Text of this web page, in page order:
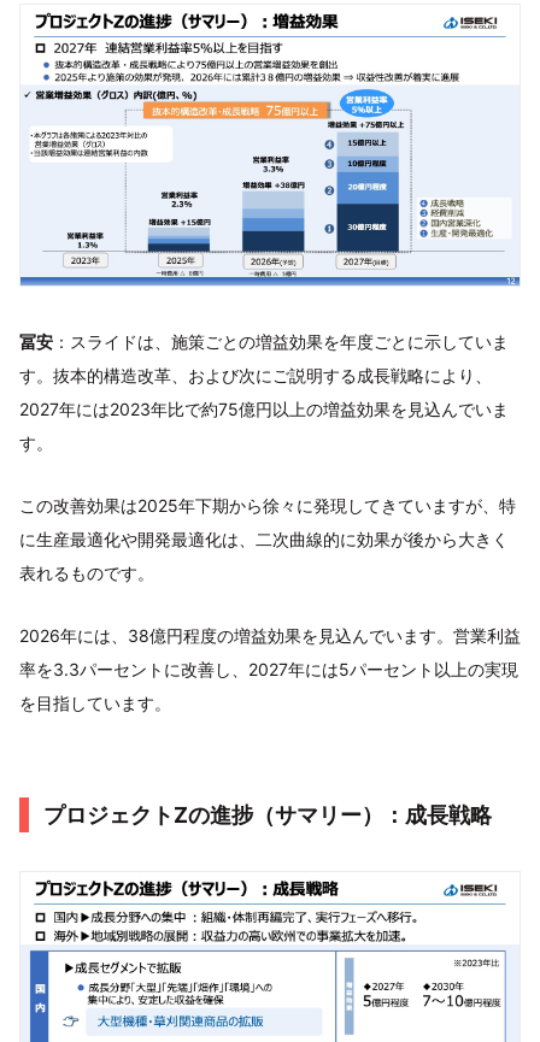
冨安 ：スライドは、施策ごとの増益効果を年度ごとに示していま
す。抜本的構造改革、および次にご説明する成長戦略により、
2027年には2023年比で約75億円以上の増益効果を見込んでいま
す。
この改善効果は2025年下期から徐々に発現してきていますが、特
に生産最適化や開発最適化は、二次曲線的に効果が後から大きく
表れるものです。
2026年には、38億円程度の増益効果を見込んでいます。営業利益
率を3.3パーセントに改善し、2027年には5パーセント以上の実現
を目指しています。
プロジェクトZの進捗（サマリー）：成長戦略